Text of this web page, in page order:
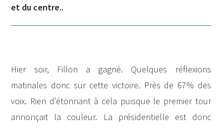
et du centre..
Hier soir, Fillon a gagné. Quelques réflexions
matinales donc sur cette victoire. Près de 67% des
voix. Rien d’étonnant à cela puisque le premier tour
annonçait la couleur. La présidentielle est donc